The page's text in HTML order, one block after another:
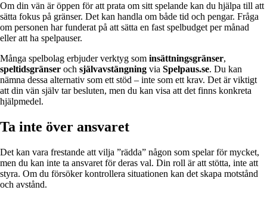
Om din vän är öppen för att prata om sitt spelande kan du hjälpa till att
sätta fokus på gränser. Det kan handla om både tid och pengar. Fråga
om personen har funderat på att sätta en fast spelbudget per månad
eller att ha spelpauser.
Många spelbolag erbjuder verktyg som insättningsgränser,
speltidsgränser och självavstängning via Spelpaus.se. Du kan
nämna dessa alternativ som ett stöd – inte som ett krav. Det är viktigt
att din vän själv tar besluten, men du kan visa att det finns konkreta
hjälpmedel.
Ta inte över ansvaret
Det kan vara frestande att vilja ”rädda” någon som spelar för mycket,
men du kan inte ta ansvaret för deras val. Din roll är att stötta, inte att
styra. Om du försöker kontrollera situationen kan det skapa motstånd
och avstånd.